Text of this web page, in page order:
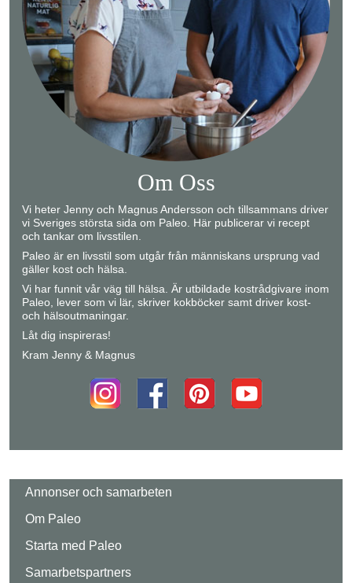
Om Oss
Vi heter Jenny och Magnus Andersson och tillsammans driver
vi Sveriges största sida om Paleo. Här publicerar vi recept
och tankar om livsstilen.
Paleo är en livsstil som utgår från människans ursprung vad
gäller kost och hälsa.
Vi har funnit vår väg till hälsa. Är utbildade kostrådgivare inom
Paleo, lever som vi lär, skriver kokböcker samt driver kost-
och hälsoutmaningar.
Låt dig inspireras!
Kram Jenny & Magnus
Annonser och samarbeten
Om Paleo
Starta med Paleo
Samarbetspartners